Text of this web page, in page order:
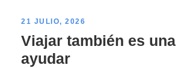
21 JULIO, 2026
Viajar también es
ayudar